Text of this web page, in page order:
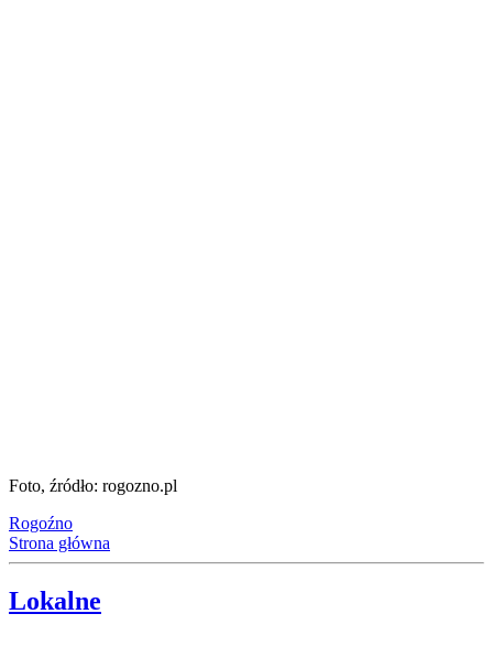
Foto, źródło: rogozno.pl
Rogoźno
Strona główna
Lokalne